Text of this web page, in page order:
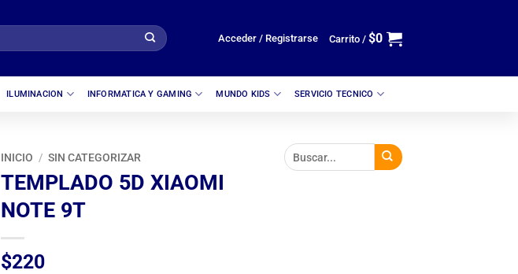
Acceder / Registrarse Carrito / $0
ILUMINACION INFORMATICA Y GAMING MUNDO KIDS SERVICIO TECNICO
INICIO / SIN CATEGORIZAR
TEMPLADO 5D XIAOMI
NOTE 9T
$220